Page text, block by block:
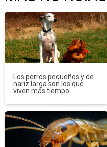
Los perros pequeños y de
nariz larga son los que
viven más tiempo